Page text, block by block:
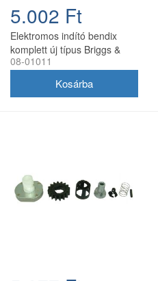
5.002 Ft
Elektromos indító bendix
komplett új típus Briggs &
Stratton 08-01011
08-01011